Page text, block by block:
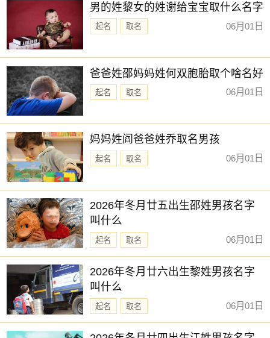
男的姓黎女的姓谢给宝宝取什么名字
起名 取名 06月01日
爸爸姓邵妈妈姓何双胞胎取个啥名好
起名 取名 06月01日
妈妈姓阎爸爸姓乔取名男孩
起名 取名 06月01日
2026年冬月廿五出生邵姓男孩名字
叫什么
起名 取名 06月01日
2026年冬月廿六出生黎姓男孩名字
叫什么
起名 取名 06月01日